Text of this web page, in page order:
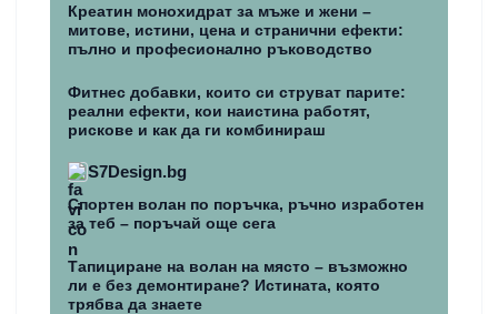
Креатин монохидрат за мъже и жени –
митове, истини, цена и странични ефекти:
пълно и професионално ръководство
Фитнес добавки, които си струват парите:
реални ефекти, кои наистина работят,
рискове и как да ги комбинираш
S7Design.bg
Спортен волан по поръчка, ръчно изработен
за теб – поръчай още сега
Тапициране на волан на място – възможно
ли е без демонтиране? Истината, която
трябва да знаете